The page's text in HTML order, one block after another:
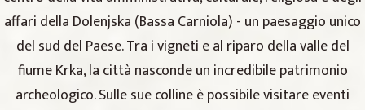
affari della Dolenjska (Bassa Carniola) - un paesaggio unico
del sud del Paese. Tra i vigneti e al riparo della valle del
fiume Krka, la città nasconde un incredibile patrimonio
archeologico. Sulle sue colline è possibile visitare eventi